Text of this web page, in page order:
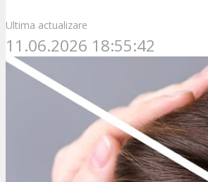
Ultima actualizare
11.06.2026 18:55:42